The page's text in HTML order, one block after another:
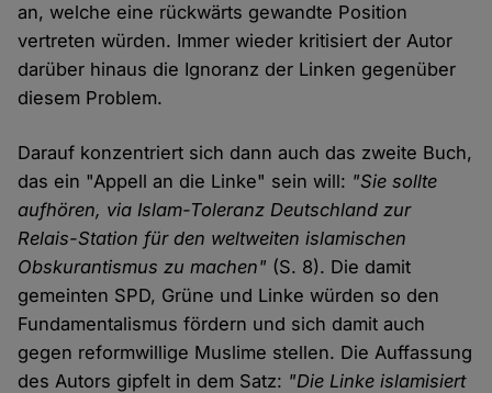
an, welche eine rückwärts gewandte Position
vertreten würden. Immer wieder kritisiert der Autor
darüber hinaus die Ignoranz der Linken gegenüber
diesem Problem.
Darauf konzentriert sich dann auch das zweite Buch,
das ein "Appell an die Linke" sein will: "Sie sollte
aufhören, via Islam-Toleranz Deutschland zur
Relais-Station für den weltweiten islamischen
Obskurantismus zu machen" (S. 8). Die damit
gemeinten SPD, Grüne und Linke würden so den
Fundamentalismus fördern und sich damit auch
gegen reformwillige Muslime stellen. Die Auffassung
des Autors gipfelt in dem Satz: "Die Linke islamisiert